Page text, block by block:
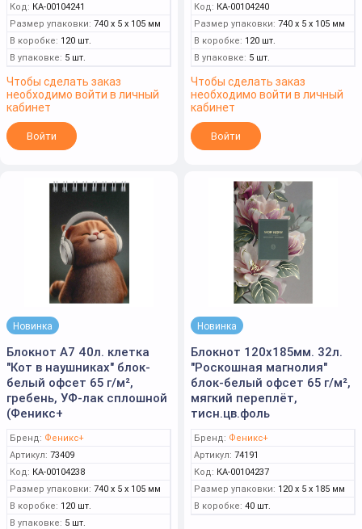
Код: КА-00104241
Размер упаковки: 740 x 5 x 105 мм
В коробке: 120 шт.
В упаковке: 5 шт.
Чтобы сделать заказ
необходимо войти в личный
кабинет
Войти
Код: КА-00104240
Размер упаковки: 740 x 5 x 105 мм
В коробке: 120 шт.
В упаковке: 5 шт.
Чтобы сделать заказ
необходимо войти в личный
кабинет
Войти
Новинка
Блокнот А7 40л. клетка
"Кот в наушниках" блок-
белый офсет 65 г/м²,
гребень, УФ-лак сплошной
(Феникс+
Бренд: Феникс+
Артикул: 73409
Код: КА-00104238
Размер упаковки: 740 x 5 x 105 мм
В коробке: 120 шт.
В упаковке: 5 шт.
Новинка
Блокнот 120х185мм. 32л.
"Роскошная магнолия"
блок-белый офсет 65 г/м²,
мягкий переплёт,
тисн.цв.фоль
Бренд: Феникс+
Артикул: 74191
Код: КА-00104237
Размер упаковки: 120 x 5 x 185 мм
В коробке: 40 шт.